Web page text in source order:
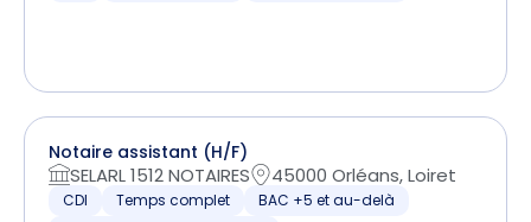
Notaire assistant (H/F)
SELARL 1512 NOTAIRES 45000 Orléans, Loiret
CDI Temps complet
BAC +5 et au-delà